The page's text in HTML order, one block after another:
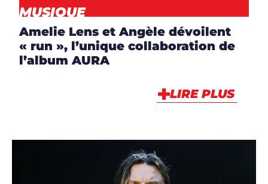
MUSIQUE
Amelie Lens et Angèle dévoilent
« run », l’unique collaboration de
l’album AURA
LIRE PLUS